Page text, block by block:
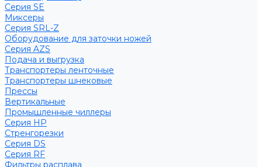
Серия SE
Миксеры
Серия SRL-Z
Оборудование для заточки ножей
Серия AZS
Подача и выгрузка
Транспортеры ленточные
Транспортеры шнековые
Прессы
Вертикальные
Промышленные чиллеры
Серия HP
Стренгорезки
Серия DS
Серия RF
Фильтры расплава